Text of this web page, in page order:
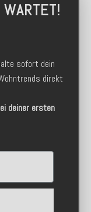
sofort dein
direkt
deiner ersten